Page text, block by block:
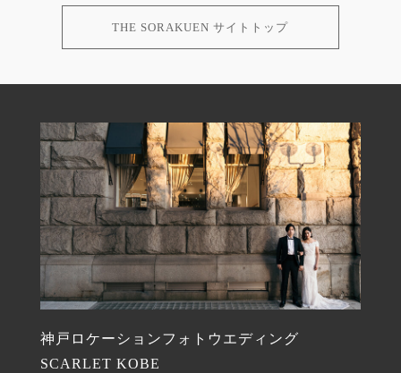
THE SORAKUEN サイトトップ
神戸ロケーションフォトウエディング
SCARLET KOBE